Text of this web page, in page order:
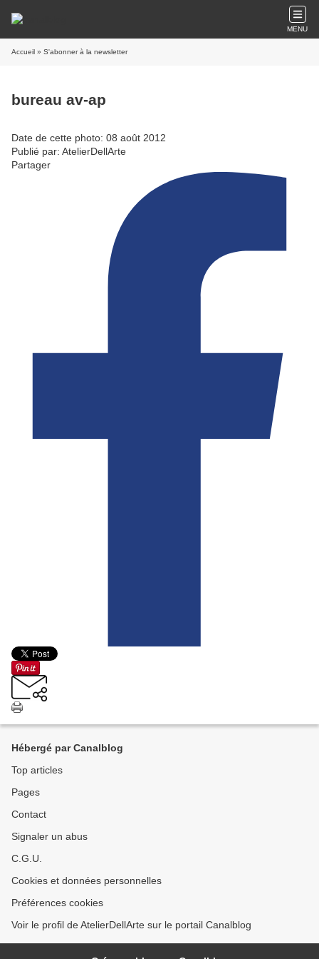
MENU
Accueil » S'abonner à la newsletter
bureau av-ap
Date de cette photo: 08 août 2012
Publié par: AtelierDellArte
Partager
Hébergé par Canalblog
Top articles
Pages
Contact
Signaler un abus
C.G.U.
Cookies et données personnelles
Préférences cookies
Voir le profil de AtelierDellArte sur le portail Canalblog